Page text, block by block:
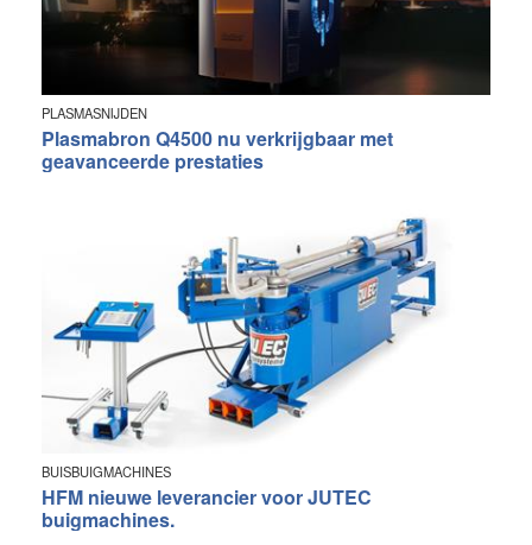
PLASMASNIJDEN
Plasmabron Q4500 nu verkrijgbaar met
geavanceerde prestaties
BUISBUIGMACHINES
HFM nieuwe leverancier voor JUTEC
buigmachines.